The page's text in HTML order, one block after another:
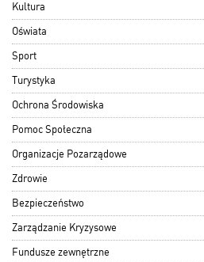
Kultura
Oświata
Sport
Turystyka
Ochrona Środowiska
Pomoc Społeczna
Organizacje Pozarządowe
Zdrowie
Bezpieczeństwo
Zarządzanie Kryzysowe
Fundusze zewnętrzne